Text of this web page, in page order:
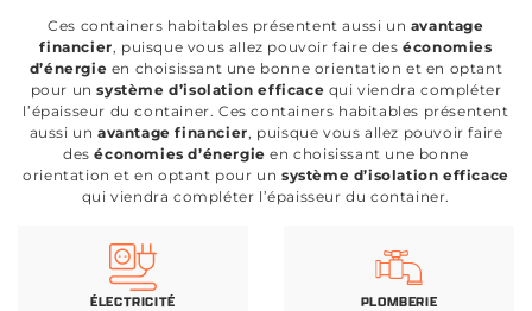
Ces containers habitables présentent aussi un avantage
financier, puisque vous allez pouvoir faire deséconomies
d’énergie en choisissant une bonne orientation et en optant
pour unsystème d’isolation efficace qui viendra compléter
l’épaisseur du container. Ces containers habitables présentent
aussi unavantage financier, puisque vous allez pouvoir faire
deséconomies d’énergie en choisissant une bonne
orientation et en optant pour un système d’isolation efficace
qui viendra compléter l’épaisseur du container.
ÉLECTRICITÉ PLOMBERIE